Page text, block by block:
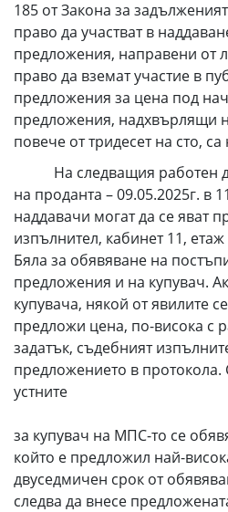
185 от Закона за
право да участват в
предложения, направени от
право да вземат участие в
предложения за цена под
предложения, надхвърлящи
повече от тридесет на сто,
На следващия работен
на проданта – 09.05.2025г. в
наддавачи могат да се яват
изпълнител, кабинет 11,
Бяла за обявяване на
предложения и на купувач.
купувача, някой от явилите
предложи цена, по-висока с
задатък, съдебният
предложението в протокола.
за купувач на МПС-то се
който е предложил най-
двуседмичен срок от
следва да внесе